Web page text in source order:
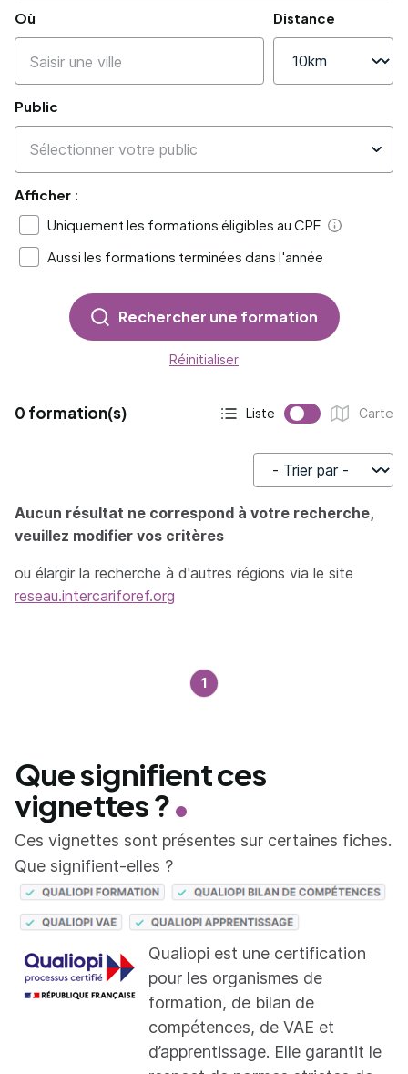
Où Distance
Public
Afficher :
Uniquement les formations éligibles au CPF
Aide
Aussi les formations terminées dans l'année
Rechercher une formation
Réinitialiser
0 formation(s)
Affichage actif :
Liste
Affichage :
Carte
Trier par
Aucun résultat ne correspond à votre recherche,
veuillez modifier vos critères
ou élargir la recherche à d'autres régions via le site
reseau.intercariforef.org
1
Que signifient ces
vignettes ?
Ces vignettes sont présentes sur certaines fiches.
Que signifient-elles ?
Qualiopi est une certification
pour les organismes de
formation, de bilan de
compétences, de VAE et
d’apprentissage. Elle garantit le